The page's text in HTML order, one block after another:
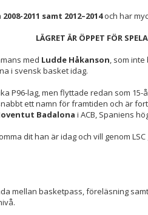
2008-2011 samt 2012–2014och har
LÄGRET ÄR ÖPPET FÖR
med Ludde Håkanson, som
i svensk basket idag.
P96-lag, men flyttade redan som 15-
ett namn för framtiden och är
Badalona i ACB, Spaniens
dit han är idag och vill genom
mellan basketpass, föreläsning